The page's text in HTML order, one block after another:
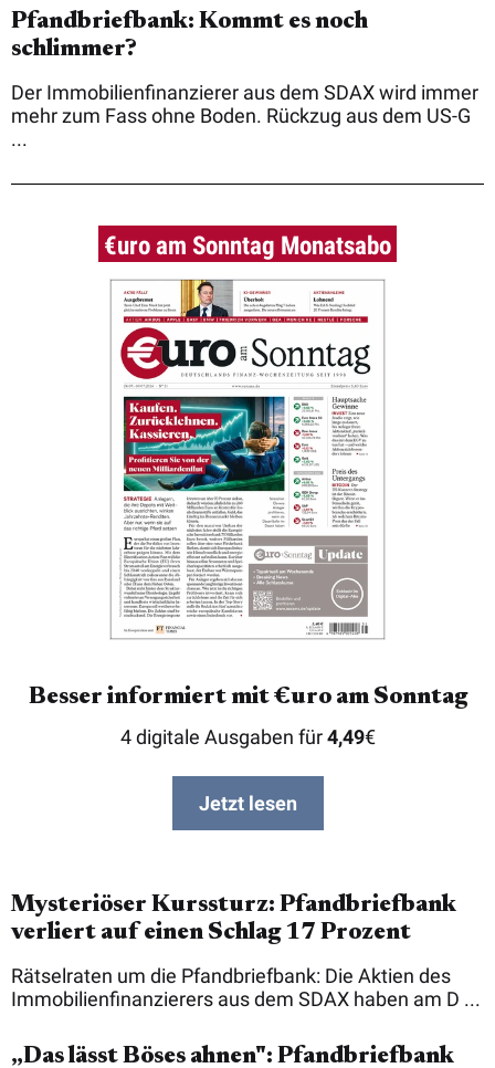
Pfandbriefbank: Kommt es noch
schlimmer?
Der Immobilienfinanzierer aus dem SDAX wird immer
mehr zum Fass ohne Boden. Rückzug aus dem US-G
...
€uro am Sonntag Monatsabo
Besser informiert mit €uro am Sonntag
4 digitale Ausgaben für4,49€
Jetzt lesen
Mysteriöser Kurssturz: Pfandbriefbank
verliert auf einen Schlag 17 Prozent
Rätselraten um die Pfandbriefbank: Die Aktien des
Immobilienfinanzierers aus dem SDAX haben am D ...
„Das lässt Böses ahnen": Pfandbriefbank